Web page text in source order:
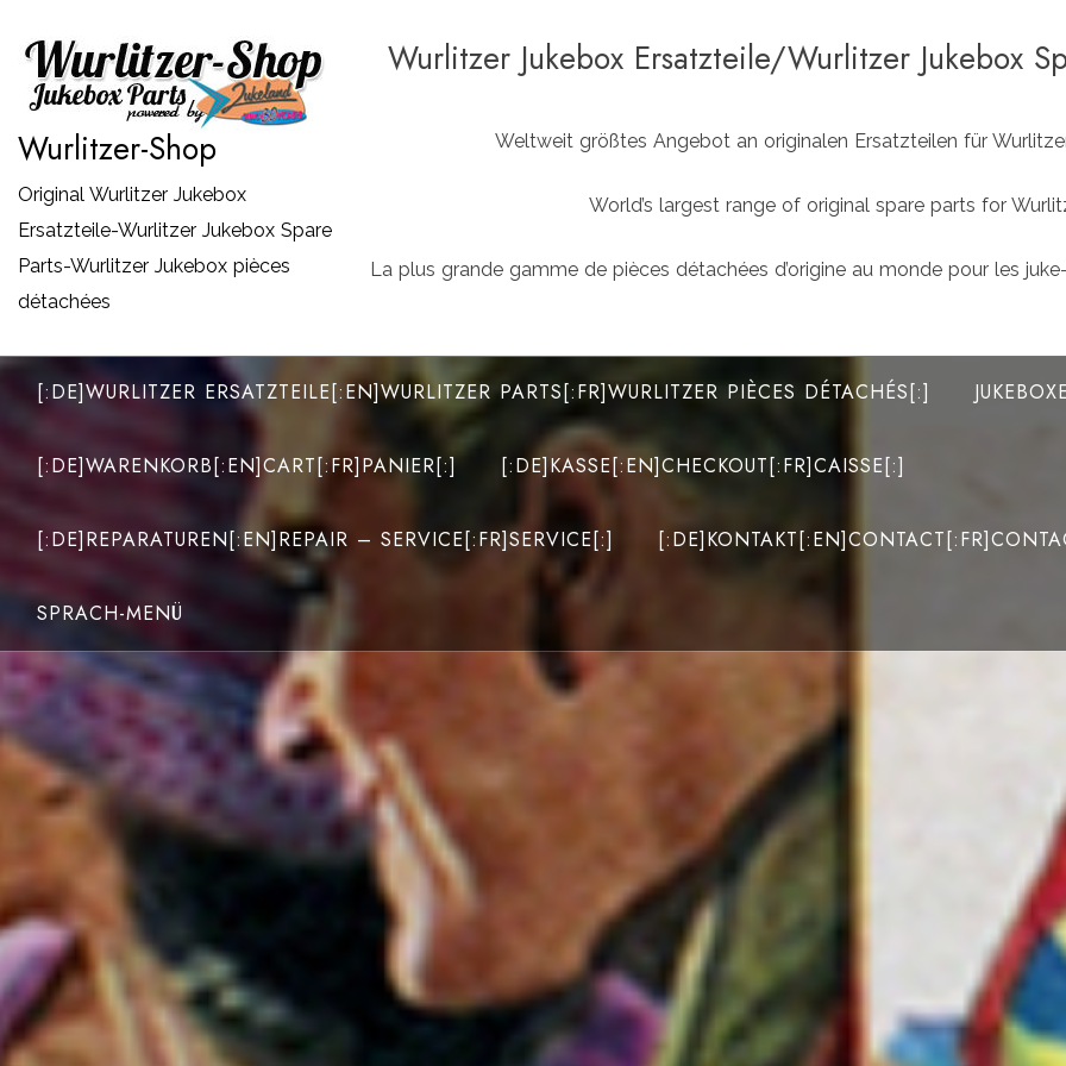
Inhalt
springen
Wurlitzer-Shop
Original Wurlitzer Jukebox
Ersatzteile-Wurlitzer Jukebox Spare
Parts-Wurlitzer Jukebox pièces
détachées
Wurlitzer Jukebox Ersatzteile/Wurlitzer Jukebox
Weltweit größtes Angebot an originalen Ersatzteilen für
World’s largest range of original spare parts for
La plus grande gamme de pièces détachées d’origine au monde pour les
[:DE]WURLITZER ERSATZTEILE[:EN]WURLITZER PARTS[:FR]WURLITZER PIÈCES DÉTACHÉS[:]
[:DE]WARENKORB[:EN]CART[:FR]PANIER[:] [:DE]KASSE[:EN]CHECKOUT[:FR]CAISSE[:]
[:DE]REPARATUREN[:EN]REPAIR – SERVICE[:FR]SERVICE[:]
SPRACH-MENÜ